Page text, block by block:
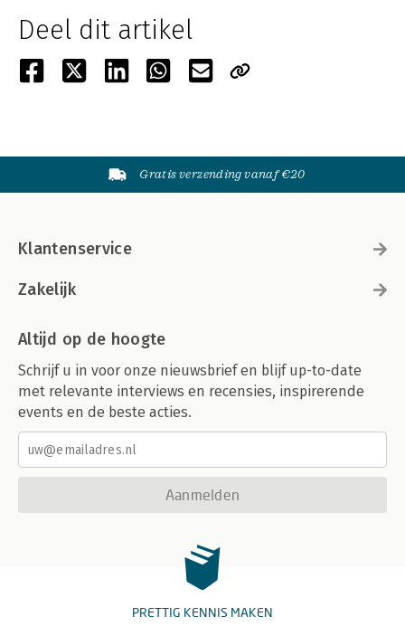
Deel dit artikel
Gratis verzending vanaf €20
Klantenservice
Zakelijk
Altijd op de hoogte
Schrijf u in voor onze nieuwsbrief en blijf up-to-date
met relevante interviews en recensies, inspirerende
events en de beste acties.
Aanmelden
PRETTIG KENNIS MAKEN